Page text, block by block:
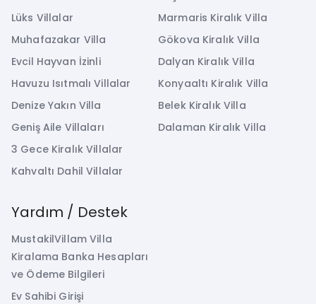
Lüks Villalar
Muhafazakar Villa
Evcil Hayvan İzinli
Havuzu Isıtmalı Villalar
Denize Yakın Villa
Geniş Aile Villaları
3 Gece Kiralık Villalar
Kahvaltı Dahil Villalar
Marmaris Kiralık Villa
Gökova Kiralık Villa
Dalyan Kiralık Villa
Konyaaltı Kiralık Villa
Belek Kiralık Villa
Dalaman Kiralık Villa
Yardım / Destek
MustakilVillam Villa
Kiralama Banka Hesapları
ve Ödeme Bilgileri
Ev Sahibi Girişi